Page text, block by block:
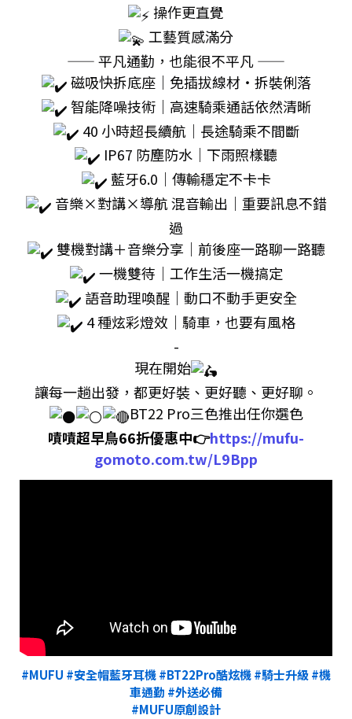
操作更直覺
工藝質感滿分
—— 平凡通勤，也能很不平凡 ——
磁吸快拆底座｜免插拔線材・拆裝俐落
智能降噪技術｜高速騎乘通話依然清晰
40 小時超長續航｜長途騎乘不間斷
IP67 防塵防水｜下雨照樣聽
藍牙6.0｜傳輸穩定不卡卡
音樂×對講×導航 混音輸出｜重要訊息不錯
過
雙機對講＋音樂分享｜前後座一路聊一路聽
一機雙待｜工作生活一機搞定
語音助理喚醒｜動口不動手更安全
4 種炫彩燈效｜騎車，也要有風格
-
現在開始
讓每一趟出發，都更好裝、更好聽、更好聊。
BT22 Pro三色推出任你選色
嘖嘖超早鳥66折優惠中👉https://mufu-
gomoto.com.tw/L9Bpp
#MUFU #安全帽藍牙耳機#BT22Pro酷炫機#騎士升級#機
車通勤 #外送必備
#MUFU原創設計